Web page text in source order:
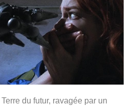
du futur, ravagée par un